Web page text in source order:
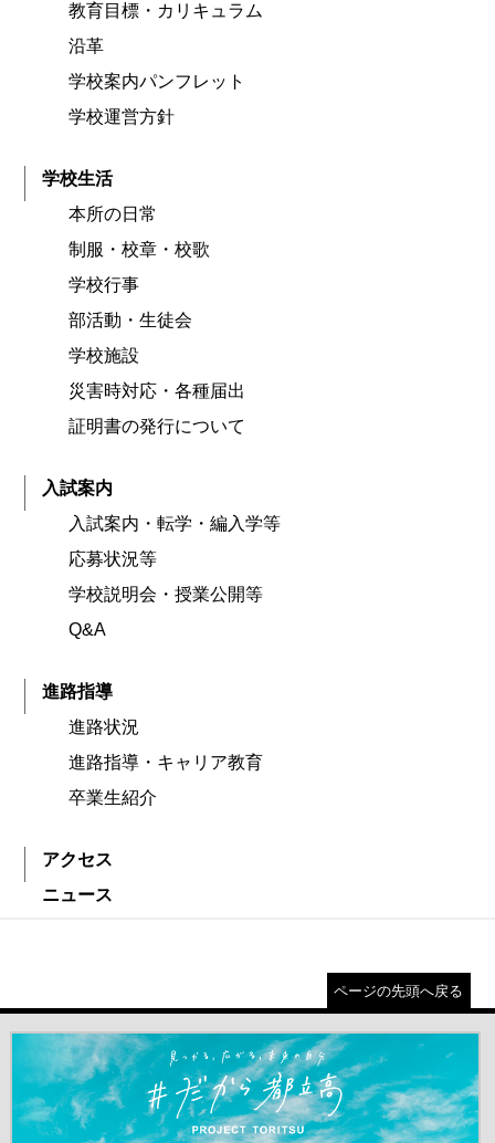
教育目標・カリキュラム
沿革
学校案内パンフレット
学校運営方針
学校生活
本所の日常
制服・校章・校歌
学校行事
部活動・生徒会
学校施設
災害時対応・各種届出
証明書の発行について
入試案内
入試案内・転学・編入学等
応募状況等
学校説明会・授業公開等
Q&A
進路指導
進路状況
進路指導・キャリア教育
卒業生紹介
アクセス
ニュース
ページの先頭へ戻る
＃だから都立高（別ウインドウが開きます）